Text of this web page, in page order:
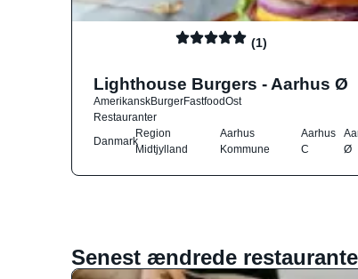
(1)
Lighthouse Burgers - Aarhus Ø
AmerikanskBurgerFastfoodOst
Restauranter
Danmark
Region
Midtjylland
Aarhus
Kommune
Aarhus
C
Ø
Senest ændrede